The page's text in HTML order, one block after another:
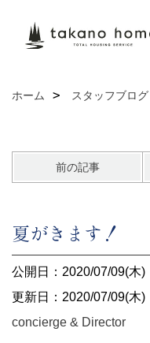
ホーム スタッフブログ
前の記事
夏がきます！
公開日：2020/07/09(木)
更新日：2020/07/09(木)
concierge & Director